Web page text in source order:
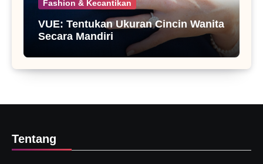
Fashion & Kecantikan
VUE: Tentukan Ukuran Cincin Wanita
Secara Mandiri
Tentang